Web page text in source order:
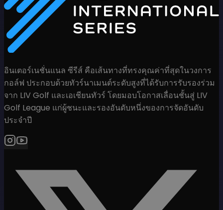
อินเตอร์เนชั่นแนล ซีรีส์ คือเส้นทางที่ทรงคุณค่าที่สุดในวงการ
กอล์ฟ ประกอบด้วยทัวร์นาเมนต์ระดับสูงที่ได้รับการรับรองร่วม
จาก LIV Golf และเอเชียนทัวร์ โดยมอบโอกาสเลื่อนชั้นสู่ LIV
Golf League แก่ผู้ชนะและรองอันดับหนึ่งของการจัดอันดับ
ประจำปี